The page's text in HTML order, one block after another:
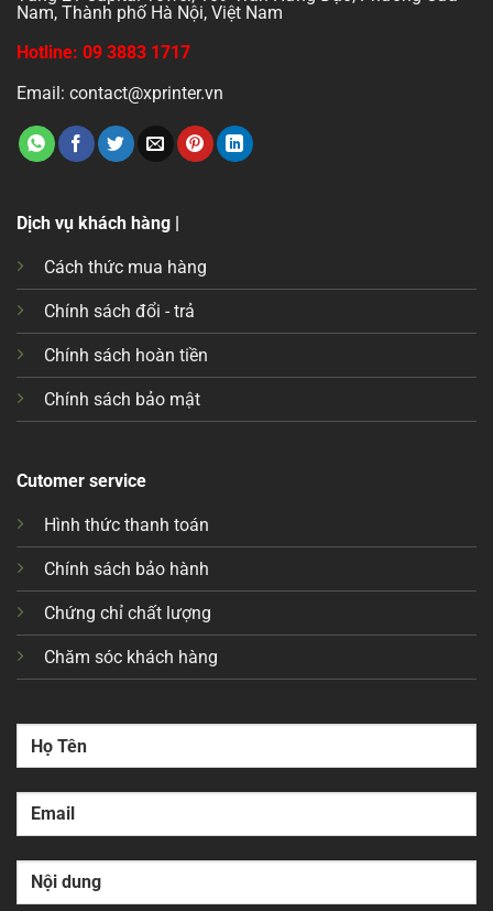
Nam, Thành phố Hà Nội, Việt Nam
Hotline: 09 3883 1717
Email: contact@xprinter.vn
Dịch vụ khách hàng |
Cách thức mua hàng
Chính sách đổi - trả
Chính sách hoàn tiền
Chính sách bảo mật
Cutomer service
Hình thức thanh toán
Chính sách bảo hành
Chứng chỉ chất lượng
Chăm sóc khách hàng